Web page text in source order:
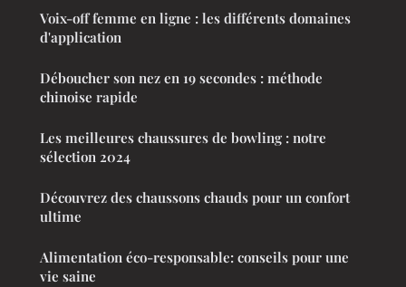
Voix-off femme en ligne : les différents domaines
d'application
Déboucher son nez en 19 secondes : méthode
chinoise rapide
Les meilleures chaussures de bowling : notre
sélection 2024
Découvrez des chaussons chauds pour un confort
ultime
Alimentation éco-responsable: conseils pour une
vie saine